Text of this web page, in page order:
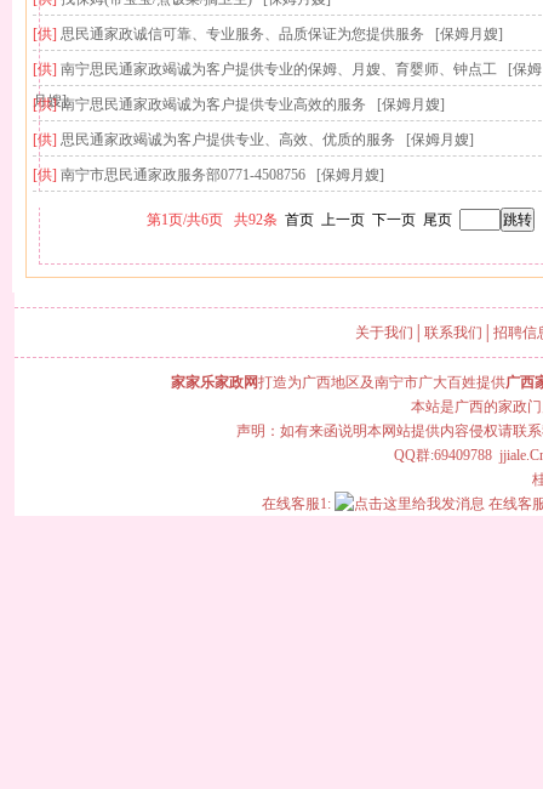
[供] 思民通家政诚信可靠、专业服务、品质保证为您提供服务 [保姆月嫂]
[供] 南宁思民通家政竭诚为客户提供专业的保姆、月嫂、育婴师、钟点工
[保姆
月嫂]
[供]南宁思民通家政竭诚为客户提供专业高效的服务 [保姆月嫂]
[供] 思民通家政竭诚为客户提供专业、高效、优质的服务 [保姆月嫂]
[供] 南宁市思民通家政服务部0771-4508756 [保姆月嫂]
第1页/共6页 共92条 首页 上一页 下一页 尾页
关于我们 联系我们 招聘信
家家乐家政网打造为广西地区及南宁市广大百姓提供广西
本站是广西的家政
声明：如有来函说明本网站提供内容侵权请联
QQ群:69409788
在线客服1:
在线客